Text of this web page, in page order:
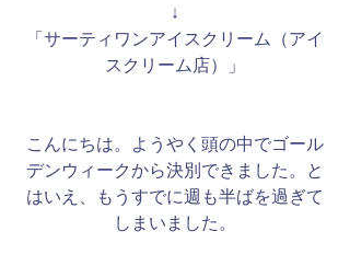
↓
「サーティワンアイスクリーム（アイ
スクリーム店）」
こんにちは。ようやく頭の中でゴール
デンウィークから決別できました。と
はいえ、もうすでに週も半ばを過ぎて
しまいました。